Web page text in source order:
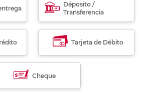
Déposito /
Transferencia
Tarjeta de Débito
Cheque